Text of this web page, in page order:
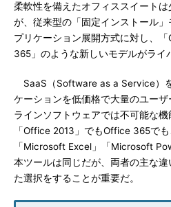
柔軟性を備えたオフィススイートは
が、従来型の「固定インストール」
プリケーション展開方式に対し、
365」のような新しいモデルがライ
SaaS（Software as a Service）
ケーションを低価格で大量のユー
ラインソフトウェアでは不可能な機
「Office 2013」でもOffice 365で
「Microsoft Excel」「Microsoft
本ツールは同じだが、両者の主な
た選択をすることが重要だ。